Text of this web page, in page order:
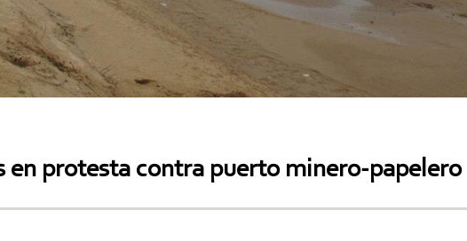
en protesta contra puerto minero-papelero